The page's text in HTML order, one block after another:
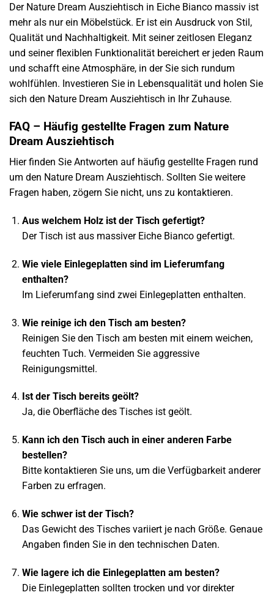
Der Nature Dream Ausziehtisch in Eiche Bianco massiv ist
mehr als nur ein Möbelstück. Er ist ein Ausdruck von Stil,
Qualität und Nachhaltigkeit. Mit seiner zeitlosen Eleganz
und seiner flexiblen Funktionalität bereichert er jeden Raum
und schafft eine Atmosphäre, in der Sie sich rundum
wohlfühlen. Investieren Sie in Lebensqualität und holen Sie
sich den Nature Dream Ausziehtisch in Ihr Zuhause.
FAQ – Häufig gestellte Fragen zum Nature
Dream Ausziehtisch
Hier finden Sie Antworten auf häufig gestellte Fragen rund
um den Nature Dream Ausziehtisch. Sollten Sie weitere
Fragen haben, zögern Sie nicht, uns zu kontaktieren.
Aus welchem Holz ist der Tisch gefertigt?
Der Tisch ist aus massiver Eiche Bianco gefertigt.
Wie viele Einlegeplatten sind im Lieferumfang
enthalten?
Im Lieferumfang sind zwei Einlegeplatten enthalten.
Wie reinige ich den Tisch am besten?
Reinigen Sie den Tisch am besten mit einem weichen,
feuchten Tuch. Vermeiden Sie aggressive
Reinigungsmittel.
Ist der Tisch bereits geölt?
Ja, die Oberfläche des Tisches ist geölt.
Kann ich den Tisch auch in einer anderen Farbe
bestellen?
Bitte kontaktieren Sie uns, um die Verfügbarkeit anderer
Farben zu erfragen.
Wie schwer ist der Tisch?
Das Gewicht des Tisches variiert je nach Größe. Genaue
Angaben finden Sie in den technischen Daten.
Wie lagere ich die Einlegeplatten am besten?
Die Einlegeplatten sollten trocken und vor direkter